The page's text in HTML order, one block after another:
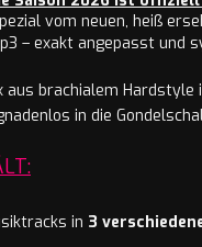
vom neuen, heiß
– exakt angepasst
brachialem
in die
in 3